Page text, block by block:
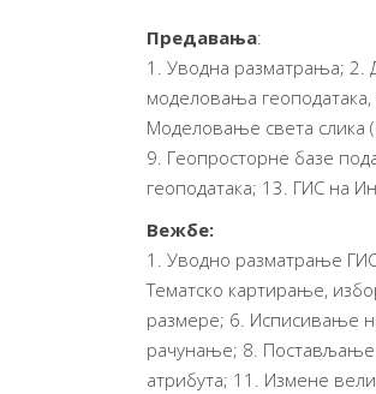
Предавања:
1. Уводна разматрања; 2.
моделовања
Моделовање света слика
9. Геопросторне базе
геоподатака; 13. ГИС на
Вежбе:
1. Уводно разматрање
Тематско картирање,
размере; 6. Исписивање
рачунање; 8. Постављање
атрибута; 11. Измене